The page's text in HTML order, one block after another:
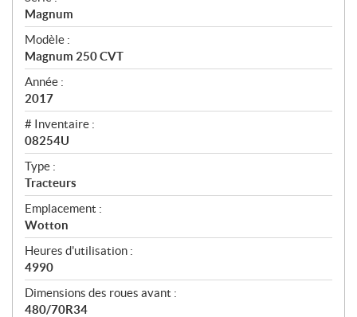
é
c
i
f
i
c
a
t
i
o
n
s
Magnum
Modèle :
Magnum 250 CVT
Année :
2017
# Inventaire :
08254U
Type :
Tracteurs
Emplacement :
Wotton
Heures d'utilisation :
4990
Dimensions des roues avant :
480/70R34